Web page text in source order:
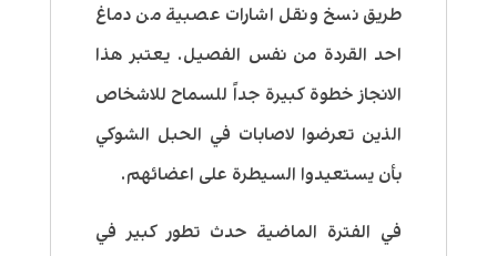
طريق نسخ ونقل اشارات عصبية من دماغ
احد القردة من نفس الفصيل. يعتبر هذا
الانجاز خطوة كبيرة جداً للسماح للاشخاص
الذين تعرضوا لاصابات في الحبل الشوكي
بأن يستعيدوا السيطرة على اعضائهم.
في الفترة الماضية حدث تطور كبير في